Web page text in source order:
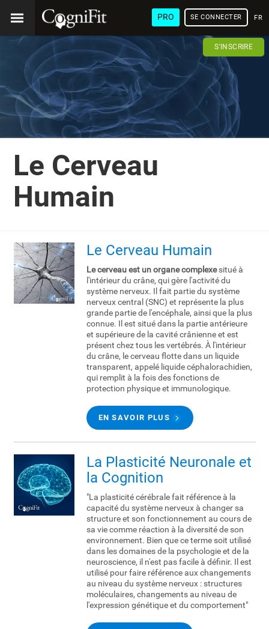
PRO SE CONNECTER
S'INSCRIRE
Le Cerveau
Humain
Le Cerveau Humain
Le cerveau est un organe complexesitué à
l'intérieur du crâne, qui gère l'activité du
système nerveux. Il fait partie du système
nerveux central (SNC) et représente la plus
grande partie de l'encéphale, ainsi que la plus
connue. Il est situé dans la partie antérieure
et supérieure de la cavité crânienne et est
présent chez tous les vertébrés. À l'intérieur
du crâne, le cerveau flotte dans un liquide
transparent, appelé liquide céphalorachidien,
qui remplit à la fois des fonctions de
protection physique et immunologique.
EN SAVOIR PLUS
La Plasticité Neuronale et
la Cognition
"La plasticité cérébrale fait référence à la
capacité du système nerveux à changer sa
structure et son fonctionnement au cours de
sa vie comme réaction à la diversité de son
environnement. Bien que ce terme soit utilisé
dans les domaines de la psychologie et de la
neuroscience, il n'est pas facile à définir. Il est
utilisé pour faire référence aux changements
au niveau du système nerveux : structures
moléculaires, changements au niveau de
l'expression génétique et du comportement"